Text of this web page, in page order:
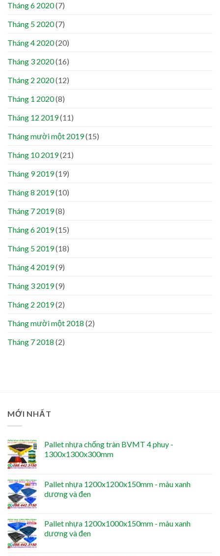
Tháng 6 2020(7)
Tháng 5 2020(7)
Tháng 4 2020(20)
Tháng 3 2020(16)
Tháng 2 2020(12)
Tháng 1 2020(8)
Tháng 12 2019(11)
Tháng mười một 2019(15)
Tháng 10 2019(21)
Tháng 9 2019(19)
Tháng 8 2019(10)
Tháng 7 2019(8)
Tháng 6 2019(15)
Tháng 5 2019(18)
Tháng 4 2019(9)
Tháng 3 2019(9)
Tháng 2 2019(2)
Tháng mười một 2018 (2)
Tháng 7 2018 (2)
MỚI NHẤT
Pallet nhựa chống tràn BVMT 4 phuy -
1300x1300x300mm
Pallet nhựa 1200x1200x150mm - màu xanh
dương và đen
Pallet nhựa 1200x1000x150mm - màu xanh
dương và đen